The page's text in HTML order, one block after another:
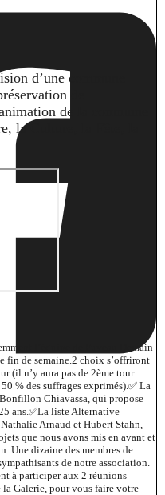
d’une commune
de
de la commune
la Culture, la Fête, la
l’équipe de Fuveau Demain
fin de semaine.2 choix s’offriront
(il n’y aura pas de 2ème tour
% des suffrages exprimés).✅ La
Chiavassa, qui propose
ans.✅La liste Alternative
Arnaud et Hubert Stahn,
que nous avons mis en avant et
Une dizaine des membres de
de notre association.
à participer aux 2 réunions
Galerie, pour vous faire votre